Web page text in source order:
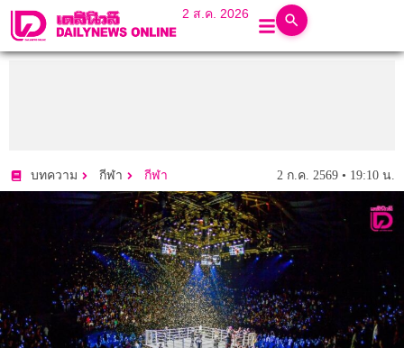
2 ส.ค. 2026
บทความ กีฬา กีฬา 2 ก.ค. 2569 • 19:10 น.